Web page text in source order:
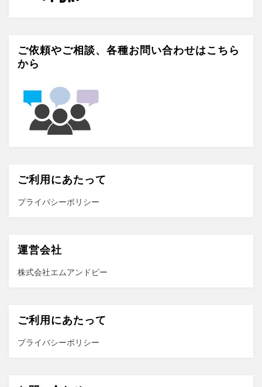
ご依頼やご相談、各種お問い合わせはこちら
から
ご利用にあたって
プライバシーポリシー
運営会社
株式会社エムアンドピー
ご利用にあたって
プライバシーポリシー